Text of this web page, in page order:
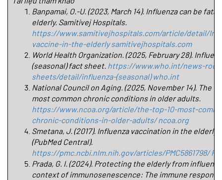
Banpamai, O.-U. (2023, March 14). Influenza can be fatal
https://www.samitivejhospitals.com/article/detail/
vaccine-in-the-elderly samitivejhospitals.com
World Health Organization. (2025, February 28).
(seasonal) fact sheet. https://www.who.int/news-
sheets/detail/influenza-(seasonal) who.int
National Council on Aging. (2025, November 14). The
https://www.ncoa.org/article/the-top-10-most-
chronic-conditions-in-older-adults/ ncoa.org
Smetana, J. (2017). Influenza vaccination in the elderly.
https://pmc.ncbi.nlm.nih.gov/articles/PMC5861798/
Prada, G. I. (2024). Protecting the elderly from
context of immunosenescence: The immune response